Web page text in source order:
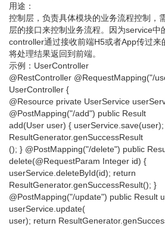
用途：
控制层，负责具体模块的业务流程控制，
层的接口来控制业务流程。因为service中
controller通过接收前端H5或者App传过来
将处理结果返回到前端。
示例：UserController
@RestController @RequestMapping("/
UserController {
@Resource private UserService
@PostMapping("/add") public Result
add(User user) {
ResultGenerator.genSuccessResult
(); } @PostMapping("/delete") public
delete(@RequestParam Integer id) {
userService.deleteById(id); return
ResultGenerator.genSuccessResult(); }
@PostMapping("/update") public Result
userService.update(
user); return